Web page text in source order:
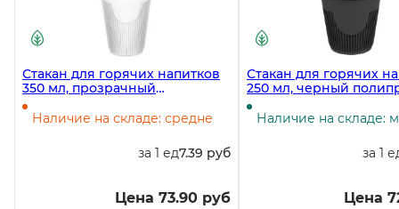
Стакан для горячих напитков
350 мл, прозрачный
полипропилен, 10 штук
Наличие на складе: средне
за 1 ед7.39 руб
Цена 73.90 руб
Стакан для горячих
250 мл, черный
13 штук
Наличие на складе:
за 1
Цена